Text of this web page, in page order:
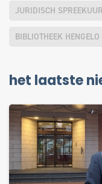
JURIDISCH SPREEKUUR
BIBLIOTHEEK HENGELO
het laatste